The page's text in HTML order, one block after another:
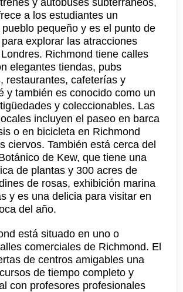
y autobuses subterráneos,
a los estudiantes un
pequeño y es el punto de
explorar las atracciones
Richmond tiene calles
elegantes tiendas, pubs
restaurantes, cafeterías y
y también es conocido como un
y coleccionables. Las
incluyen el paseo en barca
o en bicicleta en Richmond
ciervos. También está cerca del
de Kew, que tiene una
de plantas y 300 acres de
de rosas, exhibición marina
y es una delicia para visitar en
del año.
está situado en uno o
comerciales de Richmond. El
de centros amigables una
de tiempo completo y
con profesores profesionales